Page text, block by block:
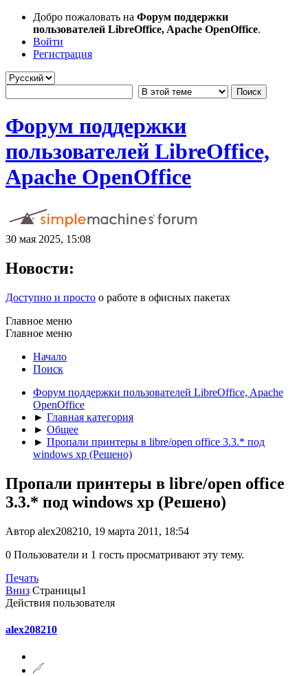
Добро пожаловать на Форум поддержки
пользователей LibreOffice, Apache OpenOffice.
Войти
Регистрация
Форум поддержки
пользователей LibreOffice,
Apache OpenOffice
30 мая 2025, 15:08
Новости:
Доступно и просто о работе в офисных пакетах
Главное меню
Главное меню
Начало
Поиск
Форум поддержки пользователей LibreOffice, Apache
OpenOffice
► Главная категория
► Общее
► Пропали принтеры в libre/open office 3.3.* под
windows xp (Решено)
Пропали принтеры в libre/open office
3.3.* под windows xp (Решено)
Автор alex208210, 19 марта 2011, 18:54
0 Пользователи и 1 гость просматривают эту тему.
Печать
Вниз Страницы1
Действия пользователя
alex208210